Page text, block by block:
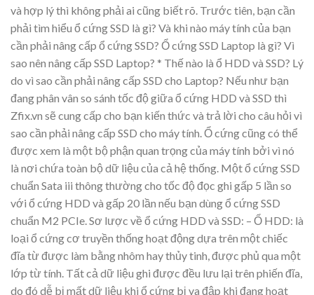
và hợp lý thì không phải ai cũng biết rõ. Trước tiên, bạn cần
phải tìm hiểu ổ cứng SSD là gì? Và khi nào máy tính của bạn
cần phải nâng cấp ổ cứng SSD? Ổ cứng SSD Laptop là gì? Vì
sao nên nâng cấp SSD Laptop? * Thế nào là ổ HDD và SSD? Lý
do vì sao cần phải nâng cấp SSD cho Laptop? Nếu như bạn
đang phân vân so sánh tốc độ giữa ổ cứng HDD và SSD thì
Zfix.vn sẽ cung cấp cho bạn kiến thức và trả lời cho câu hỏi vì
sao cần phải nâng cấp SSD cho máy tính. Ổ cứng cũng có thể
được xem là một bộ phận quan trọng của máy tính bởi vì nó
là nơi chứa toàn bộ dữ liệu của cả hệ thống. Một ổ cứng SSD
chuẩn Sata iii thông thường cho tốc độ đọc ghi gấp 5 lần so
với ổ cứng HDD và gấp 20 lần nếu bạn dùng ổ cứng SSD
chuẩn M2 PCIe. Sơ lược về ổ cứng HDD và SSD: – Ổ HDD: là
loại ổ cứng cơ truyền thống hoạt động dựa trên một chiếc
đĩa từ được làm bằng nhôm hay thủy tinh, được phủ qua một
lớp từ tính. Tất cả dữ liệu ghi được đều lưu lại trên phiến đĩa,
do đó dễ bị mất dữ liệu khi ổ cứng bị va đập khi đang hoạt